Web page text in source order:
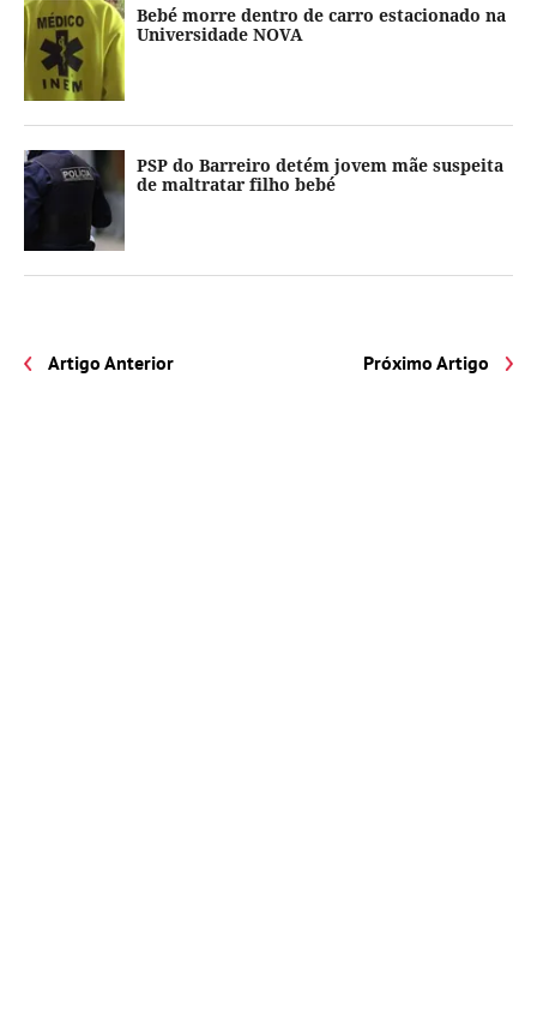
Bebé morre dentro de carro estacionado na
Universidade NOVA
PSP do Barreiro detém jovem mãe suspeita
de maltratar filho bebé
Artigo Anterior Próximo Artigo